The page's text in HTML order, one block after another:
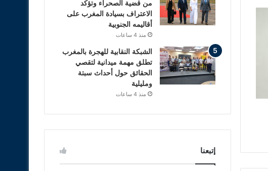
من قضية الصحراء وتؤكد
الاعتراف بسيادة المغرب على
أقاليمه الجنوبية
منذ 4 ساعات
الشبكة النقابية للهجرة بالمغرب
تطلق مهمة ميدانية لتقصي
الحقائق حول أحداث سبتة
ومليلية
منذ 4 ساعات
إتبعنا